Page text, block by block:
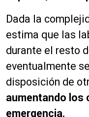
Dada la
estima que las
durante el resto
eventualmente
disposición de
aumentando los
emergencia.